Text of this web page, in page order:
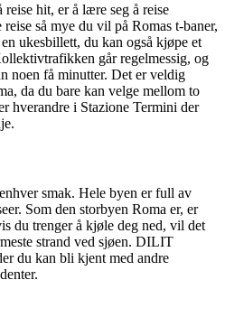
hit, er å lære seg å reise
så mye du vil på Romas t-baner,
ukesbillett, du kan også kjøpe et
går regelmessig, og
noen få minutter. Det er veldig
da du bare kan velge mellom to
hverandre i Stazione Termini der
smak. Hele byen er full av
Som den storbyen Roma er, er
du trenger å kjøle deg ned, vil det
strand ved sjøen. DILIT
du kan bli kjent med andre